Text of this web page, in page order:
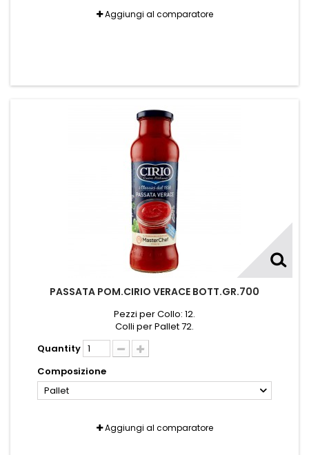
Aggiungi al comparatore
PASSATA POM.CIRIO VERACE BOTT.GR.700
Pezzi per Collo: 12.
Colli per Pallet 72.
Quantity
Composizione
Pallet
Aggiungi al comparatore